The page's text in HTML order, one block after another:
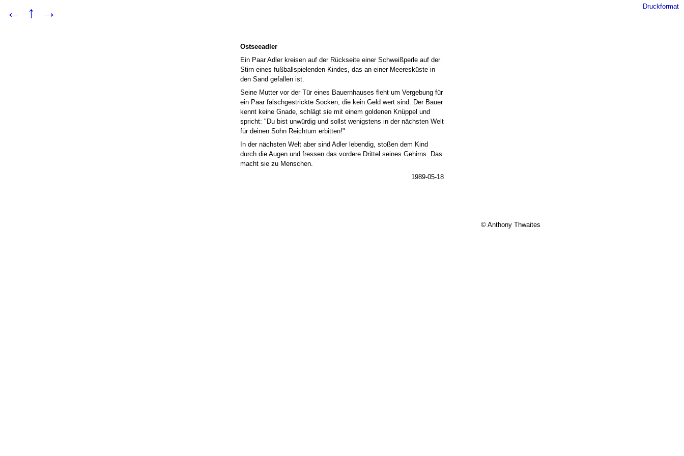
← ↑ → Druckformat
Ostseeadler
Ein Paar Adler kreisen auf der Rückseite einer Schweißperle auf der
Stirn eines fußballspielenden Kindes, das an einer Meeresküste in
den Sand gefallen ist.
Seine Mutter vor der Tür eines Bauernhauses fleht um Vergebung für
ein Paar falschgestrickte Socken, die kein Geld wert sind. Der Bauer
kennt keine Gnade, schlägt sie mit einem goldenen Knüppel und
spricht: "Du bist unwürdig und sollst wenigstens in der nächsten Welt
für deinen Sohn Reichtum erbitten!"
In der nächsten Welt aber sind Adler lebendig, stoßen dem Kind
durch die Augen und fressen das vordere Drittel seines Gehirns. Das
macht sie zu Menschen.
1989-05-18
© Anthony Thwaites